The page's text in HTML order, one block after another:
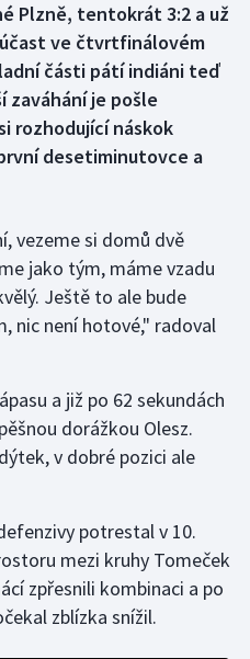
Plzně, tentokrát 3:2 a už
ve čtvrtfinálovém
části pátí indiáni teď
zaváhání je pošle
rozhodující náskok
desetiminutovce a
vezeme si domů dvě
jako tým, máme vzadu
Ještě to ale bude
nic není hotové," radoval
a již po 62 sekundách
dorážkou Olesz.
v dobré pozici ale
potrestal v 10.
mezi kruhy Tomeček
zpřesnili kombinaci a po
zblízka snížil.